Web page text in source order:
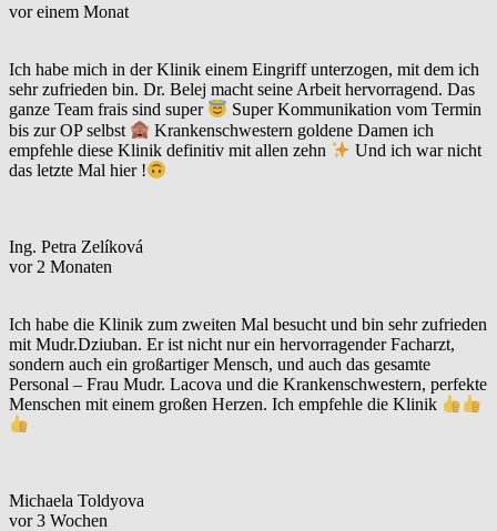
vor einem Monat
Ich habe mich in der Klinik einem Eingriff unterzogen, mit dem ich
sehr zufrieden bin. Dr. Belej macht seine Arbeit hervorragend. Das
ganze Team frais sind super
Super Kommunikation vom Termin
bis zur OP selbst
Krankenschwestern goldene Damen ich
empfehle diese Klinik definitiv mit allen zehn
Und ich war nicht
das letzte Mal hier !
Ing. Petra Zelíková
vor 2 Monaten
Ich habe die Klinik zum zweiten Mal besucht und bin sehr zufrieden
mit Mudr.Dziuban. Er ist nicht nur ein hervorragender Facharzt,
sondern auch ein großartiger Mensch, und auch das gesamte
Personal – Frau Mudr. Lacova und die Krankenschwestern, perfekte
Menschen mit einem großen Herzen. Ich empfehle die Klinik
Michaela Toldyova
vor 3 Wochen